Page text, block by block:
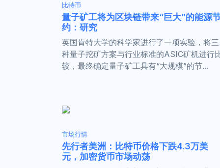
比特币
量子矿工将为区块链带来“巨大”的能源
约：研究
英国肯特大学的科学家进行了一项实验，将三
种量子挖矿方案与行业标准的ASIC矿机进行
较，最终确定量子矿工具有“大规模”的节...
市场行情
先行者美洲：比特币价格下跌4.3万美
元，加密货币市场动荡